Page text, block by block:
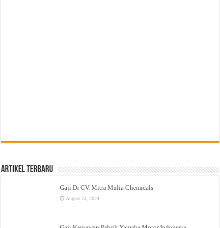
Artikel Terbaru
Gaji Di CV. Mitra Mulia Chemicals
August 23, 2024